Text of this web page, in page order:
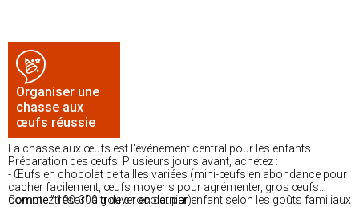
Organiser une
chasse aux
œufs réussie
La chasse aux œufs est l'événement central pour les enfants.
Préparation des œufs. Plusieurs jours avant, achetez :
- Œufs en chocolat de tailles variées (mini-œufs en abondance pour
cacher facilement, œufs moyens pour agrémenter, gros œufs
comme "trésor" à trouver en dernier)
Comptez 100-300 g de chocolat par enfant selon les goûts familiaux